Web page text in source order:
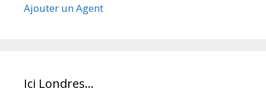
Ajouter un Agent
Ici Londres…